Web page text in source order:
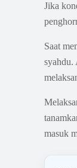
Jika
Saat
syahdu.
masuk